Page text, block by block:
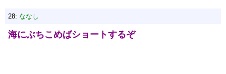
28: ななし
海にぶちこめばショートするぞ